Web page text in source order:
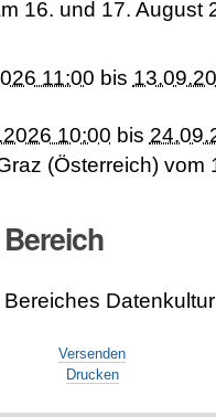
16. und 17. August
11:00 bis
10:00 bis
(Österreich) vom
Datenkultur
Versenden
Drucken